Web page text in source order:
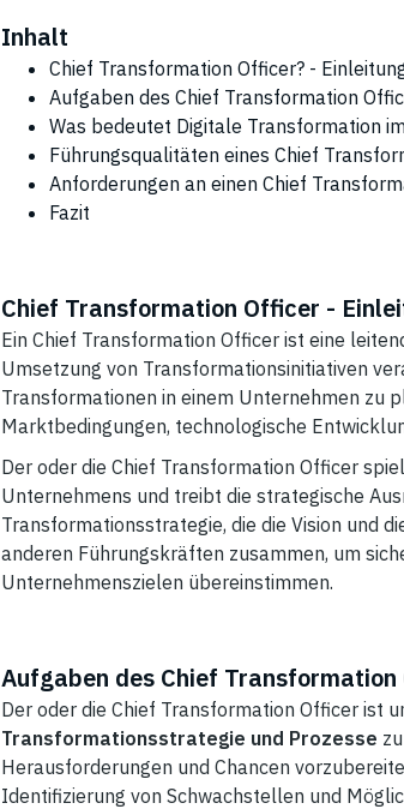
Inhalt
Chief Transformation Officer? -
Aufgaben des Chief Transformation
Was bedeutet Digitale Transformation
Führungsqualitäten eines Chief
Anforderungen an einen Chief
Fazit
Chief Transformation Officer -
Ein Chief Transformation Officer ist eine
Umsetzung von Transformationsinitiativen
Transformationen in einem Unternehmen zu
Marktbedingungen, technologische
Der oder die Chief Transformation Officer
Unternehmens und treibt die strategische
Transformationsstrategie, die die Vision und
anderen Führungskräften zusammen, um
Unternehmenszielen übereinstimmen.
Aufgaben des Chief
Der oder die Chief Transformation Officer ist
Transformationsstrategie und Prozesse
Herausforderungen und Chancen
Identifizierung von Schwachstellen und